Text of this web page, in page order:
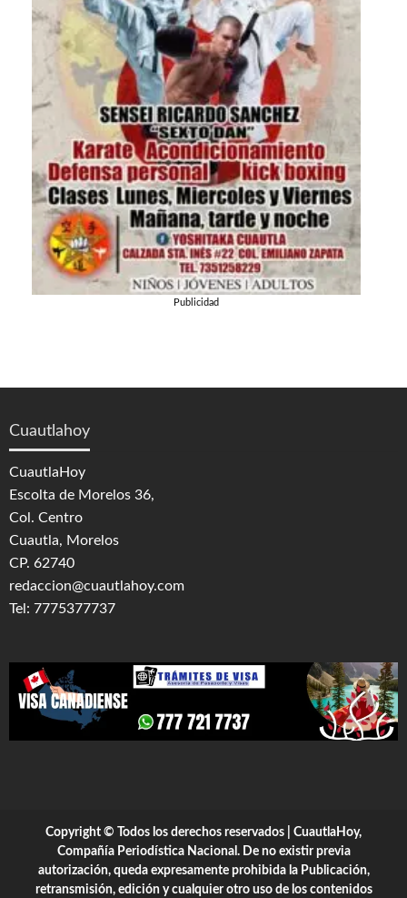
Publicidad
Cuautlahoy
CuautlaHoy
Escolta de Morelos 36,
Col. Centro
Cuautla, Morelos
CP. 62740
redaccion@cuautlahoy.com
Tel: 7775377737
Copyright © Todos los derechos reservados | CuautlaHoy,
Compañía Periodística Nacional. De no existir previa
autorización, queda expresamente prohibida la Publicación,
retransmisión, edición y cualquier otro uso de los contenidos